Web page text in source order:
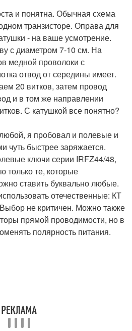
и понятна. Обычная схема
транзисторе. Оправа для
- на ваше усмотрение.
с диаметром 7-10 см. На
медной проволоки с
отвод от середины имеет.
20 витков, затем провод
и в том же направлении
С катушкой все понятно?
я пробовал и полевые и
чуть быстрее заряжается.
ключи серии IRFZ44/48,
только те, которые
ставить буквально любые.
отечественные: КТ
не критичен. Можно также
прямой проводимости, но в
полярность питания.